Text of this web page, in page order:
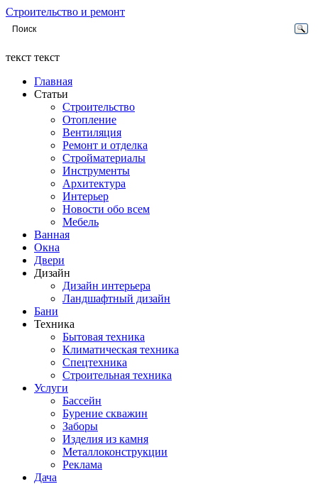
Строительство и ремонт
текст текст
Главная
Статьи
Строительство
Отопление
Вентиляция
Ремонт и отделка
Стройматериалы
Инструменты
Архитектура
Интерьер
Новости обо всем
Мебель
Ванная
Окна
Двери
Дизайн
Дизайн интерьера
Ландшафтный дизайн
Бани
Техника
Бытовая техника
Климатическая техника
Спецтехника
Строительная техника
Услуги
Бассейн
Бурение скважин
Заборы
Изделия из камня
Металлоконструкции
Реклама
Дача